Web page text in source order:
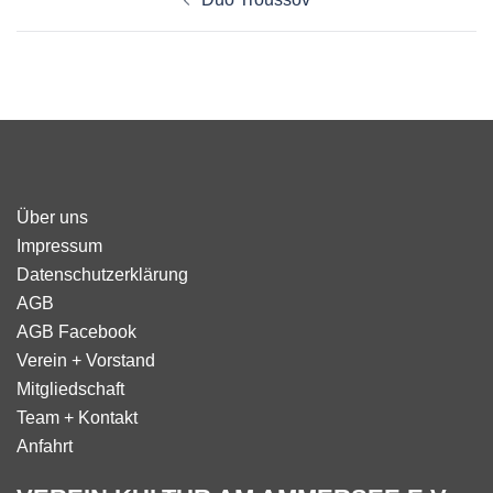
Über uns
Impressum
Datenschutzerklärung
AGB
AGB Facebook
Verein + Vorstand
Mitgliedschaft
Team + Kontakt
Anfahrt